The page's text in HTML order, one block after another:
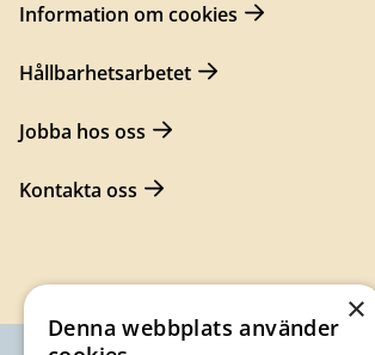
Information om cookies
Hållbarhetsarbetet
Jobba hos oss
Kontakta oss
×
Denna webbplats använder